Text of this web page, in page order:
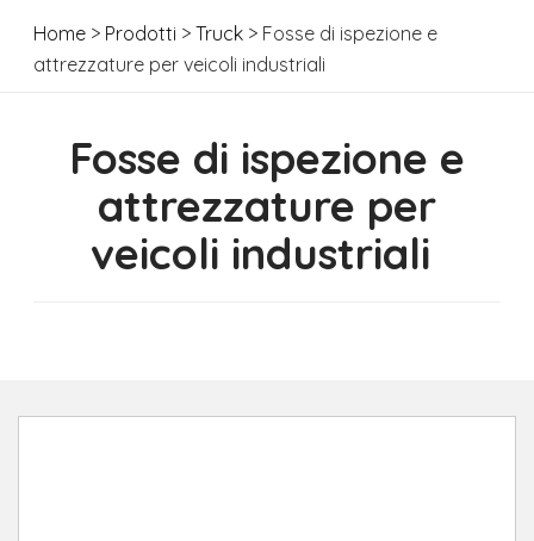
Home > Prodotti >Truck > Fosse di ispezione e
attrezzature per veicoli industriali
Fosse di ispezione e
attrezzature per
veicoli industriali